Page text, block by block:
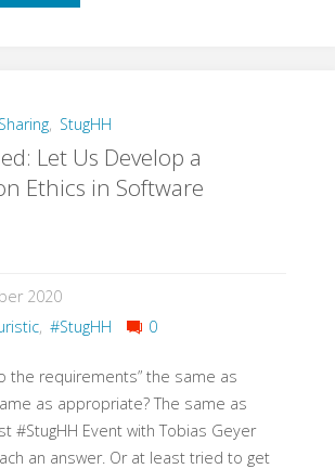
Build
kommt
aus
Schmuddelecke"
, StugHH
Let Us Develop a
Ethics in Software
2020
, #StugHH 0
the requirements” the same as
as appropriate? The same as
#StugHH Event with Tobias Geyer
an answer. Or at least tried to get